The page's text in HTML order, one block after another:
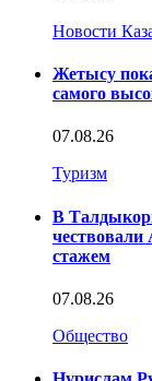
Новости
Жетысу
самого
07.08.26
Туризм
В
чествовали
стажем
07.08.26
Общество